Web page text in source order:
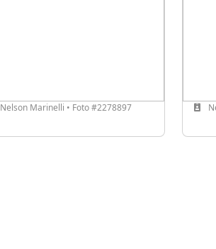
Nelson Marinelli • Foto #2278897